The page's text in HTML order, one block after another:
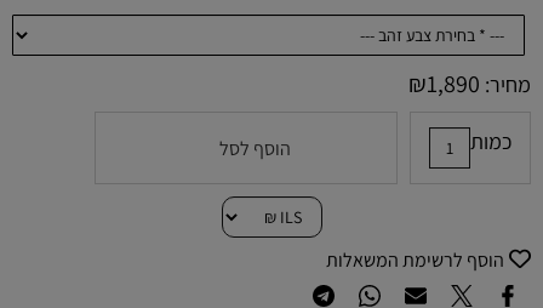
מחיר: ₪1,890
כמות הוסף לסל
הוסף לרשימת המשאלות